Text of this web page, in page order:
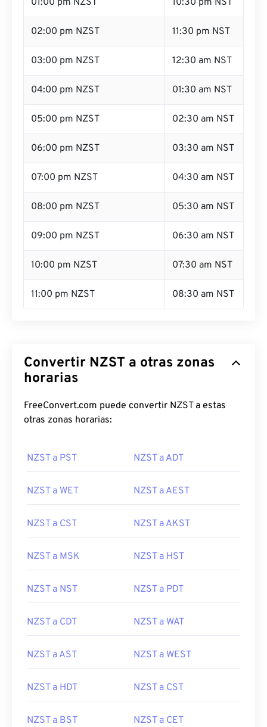
01:00 pm NZST 10:30 pm NST
02:00 pm NZST 11:30 pm NST
03:00 pm NZST 12:30 am NST
04:00 pm NZST 01:30 am NST
05:00 pm NZST 02:30 am NST
06:00 pm NZST 03:30 am NST
07:00 pm NZST 04:30 am NST
08:00 pm NZST 05:30 am NST
09:00 pm NZST 06:30 am NST
10:00 pm NZST 07:30 am NST
11:00 pm NZST 08:30 am NST
Convertir NZST a otras zonas
horarias
FreeConvert.com puede convertir NZST a estas
otras zonas horarias:
NZST a PST NZST a ADT
NZST a WET NZST a AEST
NZST a CST NZST a AKST
NZST a MSK NZST a HST
NZST a NST NZST a PDT
NZST a CDT NZST a WAT
NZST a AST NZST a WEST
NZST a HDT NZST a CST
NZST a BST NZST a CET